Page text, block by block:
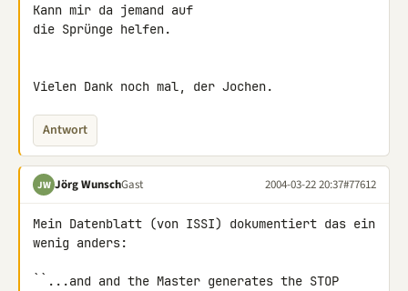
Kann mir da jemand auf
die Sprünge helfen.
Vielen Dank noch mal, der Jochen.
Antwort
JW Jörg WunschGast 2004-03-22 20:37#77612
Mein Datenblatt (von ISSI) dokumentiert das ein
wenig anders:
``...and and the Master generates the STOP